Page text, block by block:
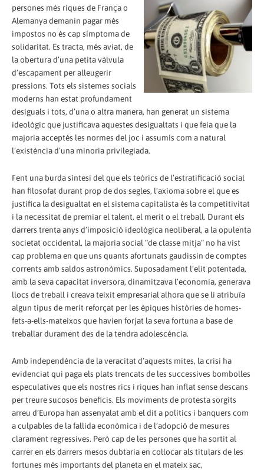
persones més riques de França o
Alemanya demanin pagar més
impostos no és cap símptoma de
solidaritat. Es tracta, més aviat, de
la obertura d’una petita vàlvula
d’escapament per alleugerir
pressions. Tots els sistemes socials
moderns han estat profundament
desiguals i tots, d’una o altra manera, han generat un sistema
ideològic que justificava aquestes desigualtats i que feia que la
majoria acceptés les normes del joc i assumís com a natural
l’existència d’una minoria privilegiada.
Fent una burda síntesi del que els teòrics de l’estratificació social
han filosofat durant prop de dos segles, l’axioma sobre el que es
justifica la desigualtat en el sistema capitalista és la competitivitat
i la necessitat de premiar el talent, el merit o el treball. Durant els
darrers trenta anys d’imposició ideològica neoliberal, a la opulenta
societat occidental, la majoria social “de classe mitja” no ha vist
cap problema en que uns quants afortunats gaudissin de comptes
corrents amb saldos astronòmics. Suposadament l’elit potentada,
amb la seva capacitat inversora, dinamitzava l’economia, generava
llocs de treball i creava teixit empresarial alhora que se li atribuïa
algun tipus de merit reforçat per les èpiques històries de homes-
fets-a-ells-mateixos que havien forjat la seva fortuna a base de
treballar durament des de la tendra adolescència.
Amb independència de la veracitat d’aquests mites, la crisi ha
evidenciat qui paga els plats trencats de les successives bombolles
especulatives que els nostres rics i riques han inflat sense descans
per treure sucosos beneficis. Els moviments de protesta sorgits
arreu d’Europa han assenyalat amb el dit a polítics i banquers com
a culpables de la fallida econòmica i de l’adopció de mesures
clarament regressives. Però cap de les persones que ha sortit al
carrer en els darrers mesos dubtaria en col·locar als titulars de les
fortunes més importants del planeta en el mateix sac,